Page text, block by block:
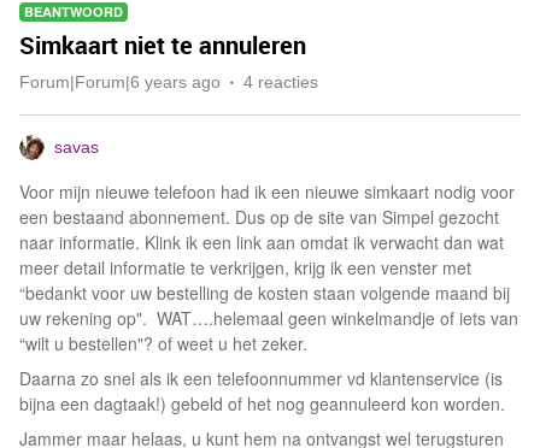
BEANTWOORD
Simkaart niet te annuleren
Forum|Forum|6 years ago 4 reacties
savas
Voor mijn nieuwe telefoon had ik een nieuwe simkaart nodig voor
een bestaand abonnement. Dus op de site van Simpel gezocht
naar informatie. Klink ik een link aan omdat ik verwacht dan wat
meer detail informatie te verkrijgen, krijg ik een venster met
“bedankt voor uw bestelling de kosten staan volgende maand bij
uw rekening op". WAT….helemaal geen winkelmandje of iets van
“wilt u bestellen"? of weet u het zeker.
Daarna zo snel als ik een telefoonnummer vd klantenservice (is
bijna een dagtaak!) gebeld of het nog geannuleerd kon worden.
Jammer maar helaas, u kunt hem na ontvangst wel terugsturen